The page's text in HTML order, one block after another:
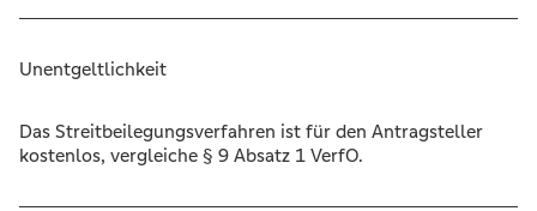
Unentgeltlichkeit
Das Streitbeilegungsverfahren ist für den Antragsteller
kostenlos, vergleiche § 9 Absatz 1 VerfO.